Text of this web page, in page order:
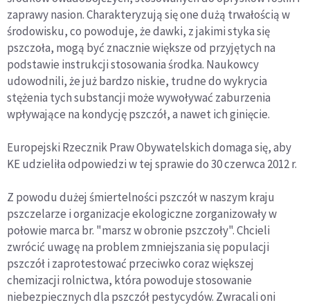
zaprawy nasion. Charakteryzują się one dużą trwałością w
środowisku, co powoduje, że dawki, z jakimi styka się
pszczoła, mogą być znacznie większe od przyjętych na
podstawie instrukcji stosowania środka. Naukowcy
udowodnili, że już bardzo niskie, trudne do wykrycia
stężenia tych substancji może wywoływać zaburzenia
wpływające na kondycję pszczół, a nawet ich ginięcie.
Europejski Rzecznik Praw Obywatelskich domaga się, aby
KE udzieliła odpowiedzi w tej sprawie do 30 czerwca 2012 r.
Z powodu dużej śmiertelności pszczół w naszym kraju
pszczelarze i organizacje ekologiczne zorganizowały w
połowie marca br. "marsz w obronie pszczoły". Chcieli
zwrócić uwagę na problem zmniejszania się populacji
pszczół i zaprotestować przeciwko coraz większej
chemizacji rolnictwa, która powoduje stosowanie
niebezpiecznych dla pszczół pestycydów. Zwracali oni